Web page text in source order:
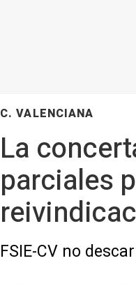
C. VALENCIANA
La
parciales
FSIE-CV no